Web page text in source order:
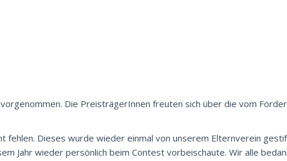
Die PreisträgerInnen freuten sich über die vom
fehlen. Dieses wurde wieder einmal von unserem Elternverein
Jahr wieder persönlich beim Contest vorbeischaute. Wir alle